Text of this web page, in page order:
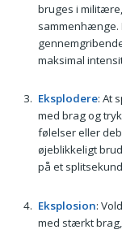
bruges i
sammenhænge.
maksimal
Eksplodere: At
med brag og
følelser eller
øjeblikkeligt
på et
Eksplosion:
med stærkt